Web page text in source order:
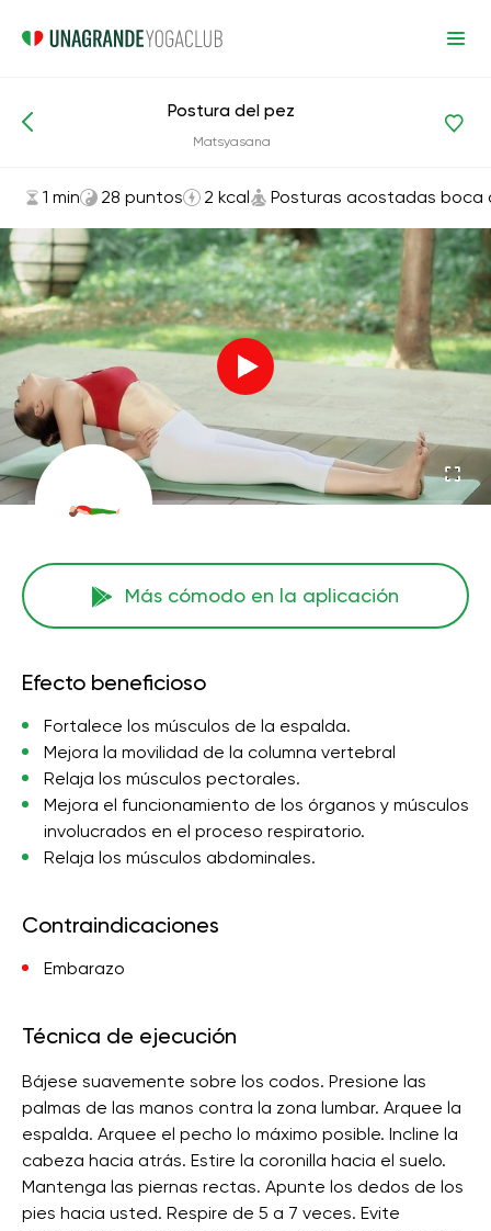
Posturas acostadas boca arriba
Postura del pez
Matsyasana
1 min 28 puntos 2 kcal Posturas acostadas boca
Más cómodo en la aplicación
Efecto beneficioso
Fortalece los músculos de la espalda.
Mejora la movilidad de la columna vertebral
Relaja los músculos pectorales.
Mejora el funcionamiento de los órganos y músculos
involucrados en el proceso respiratorio.
Relaja los músculos abdominales.
Contraindicaciones
Embarazo
Técnica de ejecución
Bájese suavemente sobre los codos. Presione las
palmas de las manos contra la zona lumbar. Arquee la
espalda. Arquee el pecho lo máximo posible. Incline la
cabeza hacia atrás. Estire la coronilla hacia el suelo.
Mantenga las piernas rectas. Apunte los dedos de los
pies hacia usted. Respire de 5 a 7 veces. Evite